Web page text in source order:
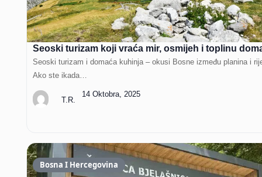
Seoski turizam koji vraća mir, osmijeh i toplinu
Seoski turizam i domaća kuhinja – okusi Bosne između planina i
Ako ste ikada…
T.R.
14 Oktobra, 2025
Bosna I Hercegovina